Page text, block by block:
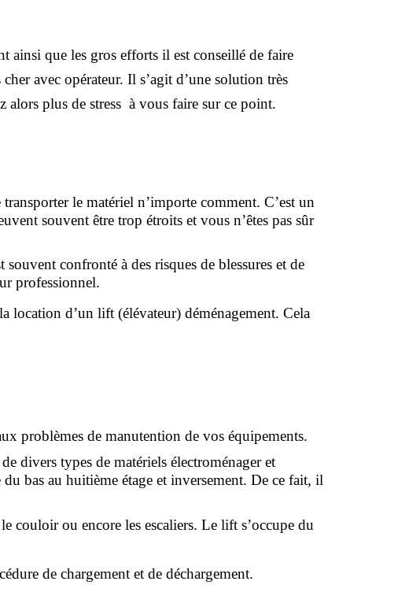
ainsi que les gros efforts il est conseillé de faire
avec opérateur. Il s’agit d’une solution très
plus de stress  à vous faire sur ce point.
le matériel n’importe comment. C’est un
souvent être trop étroits et vous n’êtes pas sûr
confronté à des risques de blessures et de
professionnel.
location d’un lift (élévateur) déménagement. Cela
problèmes de manutention de vos équipements.
divers types de matériels électroménager et
bas au huitième étage et inversement. De ce fait, il
couloir ou encore les escaliers. Le lift s’occupe du
de chargement et de déchargement.